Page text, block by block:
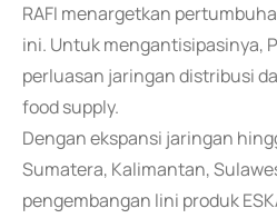
RAFI menargetkan
ini. Untuk mengantisipasinya,
perluasan jaringan distribusi
food supply.
Dengan ekspansi jaringan
Sumatera, Kalimantan,
pengembangan lini produk